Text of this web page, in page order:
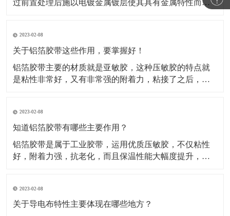
过前置处理后施以电镀金属镀层使其具有金属特性而成
多人都不知道。所以，这种材料到底是如何屏蔽电磁信
号的呢？​A.影响屏蔽性的因素及工艺在电磁信号的屏蔽
过程中，
2023-02-08
关于铝箔胶带这些作用，要掌握好！
铝箔胶带主要的材质就是亚敏胶，这种压敏胶的特点就
是粘性非常好，又有非常强的附着力，粘接了之后，能
等，就是使用的这种铝箔胶带做的密封材料。还被广泛
运用于各行各业当中，除了有家用电器、空调、汽车、
电子行业当中也
2023-02-08
知道铝箔胶带有哪些主要作用？
铝箔胶带是属于工业胶带，运用优质压敏胶，不仅粘性
好，附着力强，抗老化，而且保温性能大幅度提升，规
及破损处的修复，是冰箱、冰柜生产厂的主要原辅材
料，也是保温材料经销部门必购原料。广泛应用于冰
2023-02-08
关于导电布特性主要体现在哪些地方？